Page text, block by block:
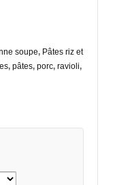
soupe, Pâtes riz et
, pâtes, porc, ravioli,